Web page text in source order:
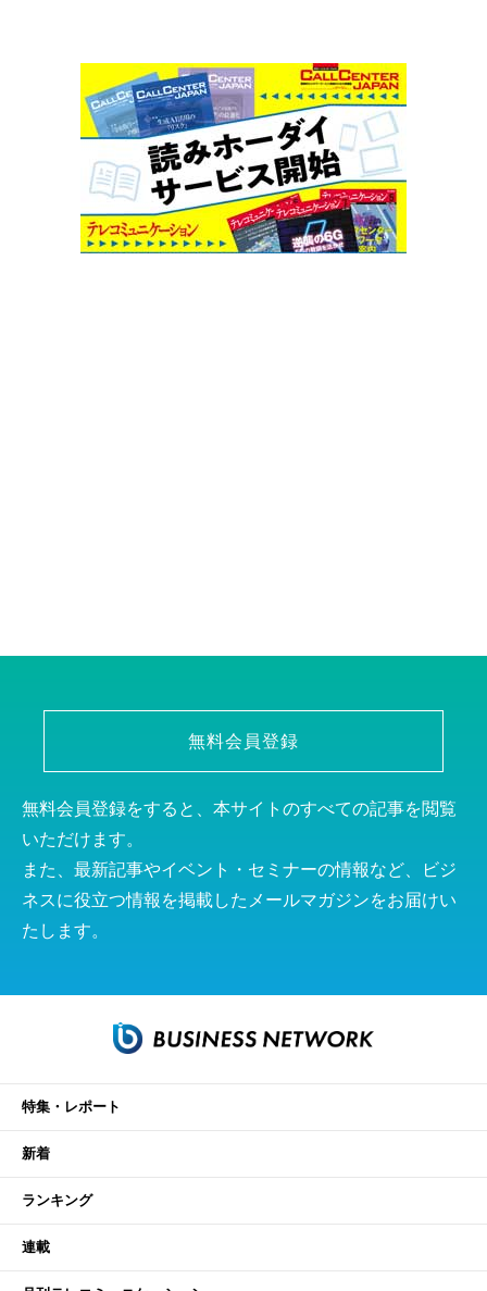
無料会員登録
無料会員登録をすると、本サイトのすべての記事を閲覧
いただけます。
また、最新記事やイベント・セミナーの情報など、ビジ
ネスに役立つ情報を掲載したメールマガジンをお届けい
たします。
特集・レポート
新着
ランキング
連載